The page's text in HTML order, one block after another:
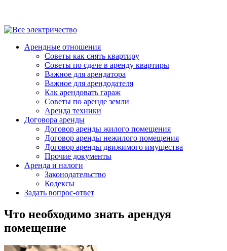
Арендные отношения
Советы как снять квартиру
Советы по сдаче в аренду квартиры
Важное для арендатора
Важное для арендодателя
Как арендовать гараж
Советы по аренде земли
Аренда техники
Договора аренды
Договор аренды жилого помещения
Договор аренды нежилого помещения
Договор аренды движимого имущества
Прочие документы
Аренда и налоги
Законодательство
Кодексы
Задать вопрос-ответ
Что необходимо знать арендуя
помещение